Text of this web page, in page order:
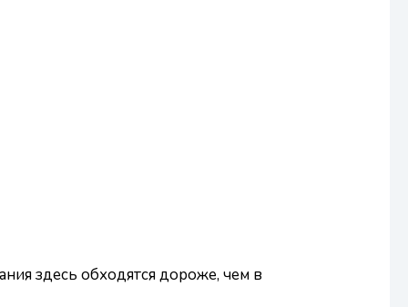
здесь обходятся дороже, чем в